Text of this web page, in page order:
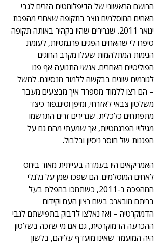
הרושם הראשוני של הדיפלומטים הזרים לגבי
האחים המוסלמים נוצר בתקופה שאחרי מהפכת
ינואר 2011. שגרירים שהיו בקהיר באותה תקופה
סיפרו לי שהאחים הפגינו פרגמטיות, לעומת
הנימות המתלהמות שעלו מקרב החוגים
הפוליטיים האחרים. אנשי התנועה אף פנו
לגורמים שונים בבקשה ללמוד מנסיונם. למשל
– הם רצו ללמוד מספרד איך מבצעים מעבר
משלטון צבאי לאזרחי, ומיפן וסינגפור כיצד
מתפתחים כלכלית. שגרירים זרים התרשמו
מגילויי הפרגמטיות, אך שמעתי מהם גם על
הפגנות של חוסר ניסיון ובלבול.
האמריקאים היו בעמדה בעייתית מאוד ביחס
לאחים המוסלמים. הם שפכו שמן על גלגלי
המהפכה ב-2011, כשתמכו בהפלת בעל
בריתם מובארכ בשם רצון העם וקידום
הדמוקרטיה – ואז נאלצו לדבוק בתפישתם לגבי
ההכרעה הדמוקרטית, גם אם מי שזכה בשלטון
היה המועמד שאינו מועדף עליהם, בלשון